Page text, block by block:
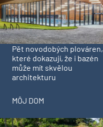
Pět novodobých plováren,
které dokazují, že i bazén
může mít skvělou
architekturu
MÔJ DOM